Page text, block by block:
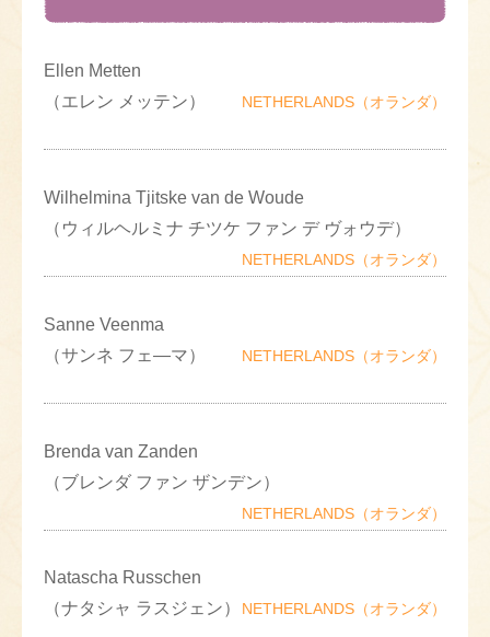
Ellen Metten
（エレン メッテン）
NETHERLANDS（オランダ）
Wilhelmina Tjitske van de Woude
（ウィルヘルミナ チツケ ファン デ ヴォウデ）
NETHERLANDS（オランダ）
Sanne Veenma
（サンネ フェ―マ）
NETHERLANDS（オランダ）
Brenda van Zanden
（ブレンダ ファン ザンデン）
NETHERLANDS（オランダ）
Natascha Russchen
（ナタシャ ラスジェン）
NETHERLANDS（オランダ）